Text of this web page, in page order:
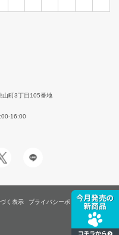
山町3丁目105番地
16:00
く表示 プライバシーポリシー